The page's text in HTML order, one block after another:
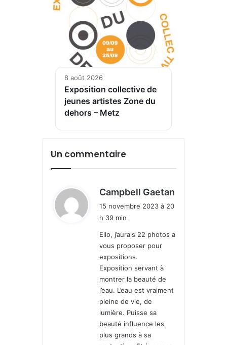
8 août 2026
Exposition collective de
jeunes artistes Zone du
dehors – Metz
Un commentaire
Campbell Gaetan
:
15 novembre 2023 à 20
h 39 min
Ello, j’aurais 22 photos a
vous proposer pour
expositions.
Exposition servant à
montrer la beauté de
l’eau. L’eau est vraiment
pleine de vie, de
lumière. Puisse sa
beauté influence les
plus grands à sa